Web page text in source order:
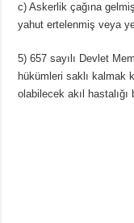
c) Askerlik çağına
yahut ertelenmiş veya
5) 657 sayılı Devlet
hükümleri saklı kalmak
olabilecek akıl hastalığı